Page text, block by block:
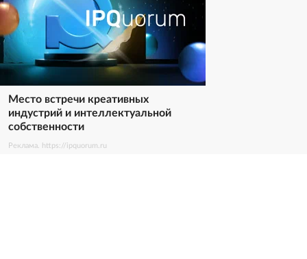
Место встречи креативных
индустрий и интеллектуальной
собственности
Реклама. https://ipquorum.ru